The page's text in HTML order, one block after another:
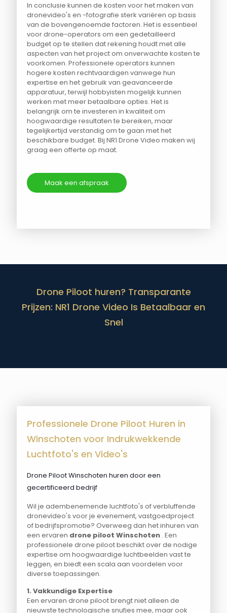
In conclusie kunnen de kosten voor het maken van
dronevideo's en -fotografie sterk variëren op basis
van de bovengenoemde factoren. Het is essentieel
voor drone-operators om een gedetailleerd
budget op te stellen dat rekening houdt met alle
aspecten van het project om onverwachte kosten te
voorkomen. Professionele operators kunnen
hogere kosten rechtvaardigen vanwege hun
expertise en het gebruik van geavanceerde
apparatuur, terwijl hobbyisten mogelijk kunnen
werken met meer betaalbare opties. Het is
belangrijk om te investeren in kwaliteit om
hoogwaardige resultaten te bereiken, maar
tegelijkertijd verstandig om te gaan met het
beschikbare budget. Bij NR1 Drone Video maken wij
graag een offerte op maat.
Maak een afspraak
Drone Piloot huren? Transparante
Prijzen: NR1 Drone Video Is Betaalbaar en
Snel
Professionele Drone Piloot Huren in
Winschoten voor Indrukwekkende
Luchtfoto's en Video's
Drone Piloot Winschoten huren door een
gecertificeerd bedrijf
Wil je adembenemende luchtfoto's of verbluffende
dronevideo's voor je evenement, vastgoedproject
of bedrijfspromotie? Overweeg dan het inhuren van
een ervaren drone piloot Winschoten . Een
professionele drone piloot beschikt over de nodige
expertise om hoogwaardige luchtbeelden vast te
leggen, en biedt een scala aan voordelen voor
diverse toepassingen.
1. Vakkundige Expertise
Een ervaren drone piloot brengt niet alleen de
nieuwste technologische snufjes mee, maar ook